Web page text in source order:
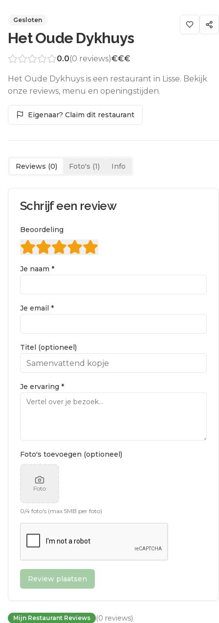
Gesloten
Het Oude Dykhuys
0.0(0 reviews)€€€
Het Oude Dykhuys is een restaurant in Lisse. Bekijk
onze reviews, menu en openingstijden.
Eigenaar? Claim dit restaurant
Reviews (0) Foto's (1) Info
Schrijf een review
Beoordeling
Je naam *
Je email *
Titel (optioneel)
Je ervaring *
Foto's toevoegen (optioneel)
Foto
0/4 foto's (max 5MB per foto)
Review plaatsen
Mijn Restaurant Reviews (0 reviews)